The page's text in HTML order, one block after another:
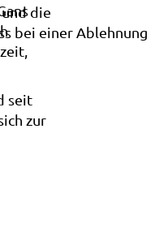
seit
zur
die
bei einer Ablehnung